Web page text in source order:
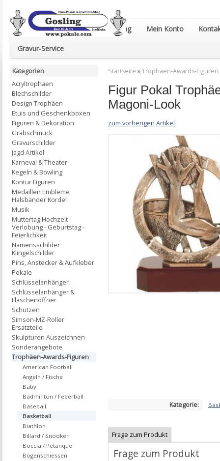
Euro-Pokale & Gravur-Shop Gosling Mein Konto
Gravur-Service
Startseite »Trophäen-Awards-Figuren
Figur Pokal
Magoni-Look
zum vorherigen Artikel
Kategorie:
Frage zum Produkt
Frage zum Produkt
Kategorien
Acryltrophäen
Blechschilder
Design Trophäen
Etuis und Geschenkboxen
Figuren & Dekoration
Grabschmuck
Gravurschilder
Jagd Artikel
Karneval & Theater
Kegeln & Bowling
Kontur Figuren
Medaillen Embleme
Halsbänder Kordel
Musik
Muttertag Hochzeit -
Verlobung - Geburtstag -
Feierlichkeit
Namensschilder
Klingelschilder
Pins, Anstecker & Aufkleber
Pokale
Schlüsselanhänger
Schlüsselanhänger &
Flaschenöffner
Schützen
Simson-MZ-Roller
Ersatzteile
Skulpturen Auszeichnen
Sonderangebote
Trophäen-Awards-Figuren
American Football
Angeln / Fische
Baby
Badminton / Federball
Baseball
Basketball
Biathlon
Billard / Snooker
Boccia / Petanque
Bogenschiessen